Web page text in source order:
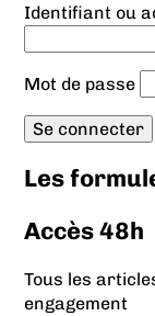
Identifiant ou
Mot de passe
Les
Accès 48h
Tous les
engagement